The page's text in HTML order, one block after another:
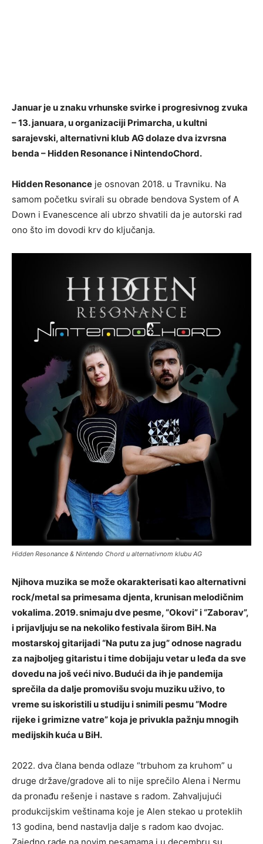
Januar je u znaku vrhunske svirke i progresivnog zvuka
– 13. januara, u organizaciji Primarcha, u kultni
sarajevski, alternativni klub AG dolaze dva izvrsna
benda – Hidden Resonance i NintendoChord.
Hidden Resonance je osnovan 2018. u Travniku. Na
samom početku svirali su obrade bendova System of A
Down i Evanescence ali ubrzo shvatili da je autorski rad
ono što im dovodi krv do ključanja.
Hidden Resonance & Nintendo Chord u alternativnom klubu AG
Njihova muzika se može okarakterisati kao alternativni
rock/metal sa primesama djenta, krunisan melodičnim
vokalima. 2019. snimaju dve pesme, “Okovi” i “Zaborav”,
i prijavljuju se na nekoliko festivala širom BiH. Na
mostarskoj gitarijadi “Na putu za jug” odnose nagradu
za najboljeg gitaristu i time dobijaju vetar u leđa da sve
dovedu na još veći nivo. Budući da ih je pandemija
sprečila da dalje promovišu svoju muziku uživo, to
vreme su iskoristili u studiju i snimili pesmu “Modre
rijeke i grimizne vatre” koja je privukla pažnju mnogih
medijskih kuća u BiH.
2022. dva člana benda odlaze “trbuhom za kruhom” u
druge države/gradove ali to nije sprečilo Alena i Nermu
da pronađu rešenje i nastave s radom. Zahvaljujući
produkcijskim veštinama koje je Alen stekao u proteklih
13 godina, bend nastavlja dalje s radom kao dvojac.